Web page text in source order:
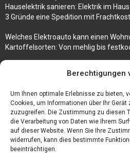
Berechtigungen
Um Ihnen optimale Erlebnisse zu bieten,
Cookies, um Informationen über Ihr
zuzugreifen. Die Zustimmung zu diesen
die Verarbeitung von Daten wie Ihrem
auf dieser Website. Wenn Sie Ihre
widerrufen, kann dies bestimmte
beeinträchtigen.
Hauselektrik sanieren: Elektrik im
3 Gründe eine Spedition mit
Welches Elektroauto kann einen
Kartoffelsorten: Von mehlig bis
Immobilien, die zum Kauf stehen und
Firma einfach und kostenlos bekannt